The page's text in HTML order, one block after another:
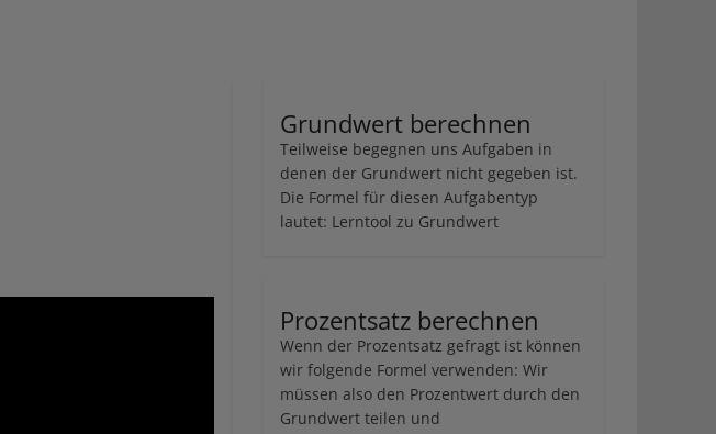
Grundwert berechnen
Teilweise begegnen uns Aufgaben in
denen der Grundwert nicht gegeben ist.
Die Formel für diesen Aufgabentyp
lautet: Lerntool zu Grundwert
Prozentsatz berechnen
Wenn der Prozentsatz gefragt ist können
wir folgende Formel verwenden: Wir
müssen also den Prozentwert durch den
Grundwert teilen und